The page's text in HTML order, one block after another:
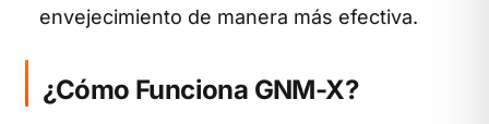
envejecimiento de manera más efectiva.
¿Cómo Funciona GNM-X?